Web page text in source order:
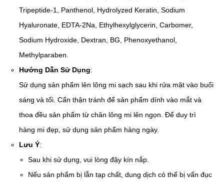
Tripeptide-1, Panthenol, Hydrolyzed Keratin, Sodium
Hyaluronate, EDTA-2Na, Ethylhexylglycerin, Carbomer,
Sodium Hydroxide, Dextran, BG, Phenoxyethanol,
Methylparaben.
Hướng Dẫn Sử Dụng:
Sử dụng sản phẩm lên lông mi sạch sau khi rửa mặt vào buổi
sáng và tối. Cẩn thận tránh để sản phẩm dính vào mắt và
thoa đều sản phẩm từ chân lông mi lên ngọn. Để duy trì
hàng mi đẹp, sử dụng sản phẩm hàng ngày.
Lưu Ý:
Sau khi sử dụng, vui lòng đậy kín nắp.
Nếu sản phẩm bị lẫn tạp chất, dung dịch có thể bị vẩn đục